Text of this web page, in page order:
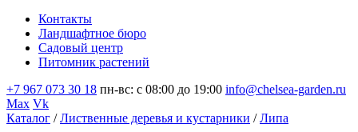
Контакты
Ландшафтное бюро
Садовый центр
Питомник растений
+7 967 073 30 18 пн-вс: с 08:00 до 19:00 info@chelsea-garden.ru
Max Vk
Каталог /Лиственные деревья и кустарники /Липа